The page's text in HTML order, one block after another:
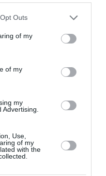
Outs
of my
of my
my
Use,
of my
with the
Joanna Bednarczyk
Rakowski, Adomas
Misala
Julius Kuršys, Dainius
Juknys